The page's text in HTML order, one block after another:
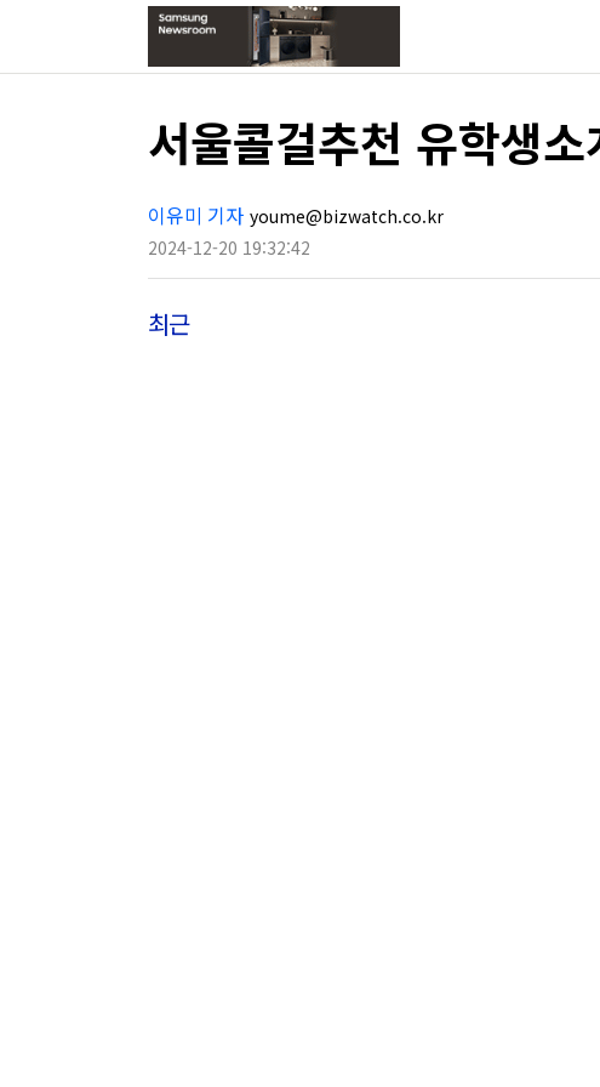
서울콜걸추천 유학생
이유미 기자 youme@bizwatch.co.kr
2024-12-20 19:32:42
최근